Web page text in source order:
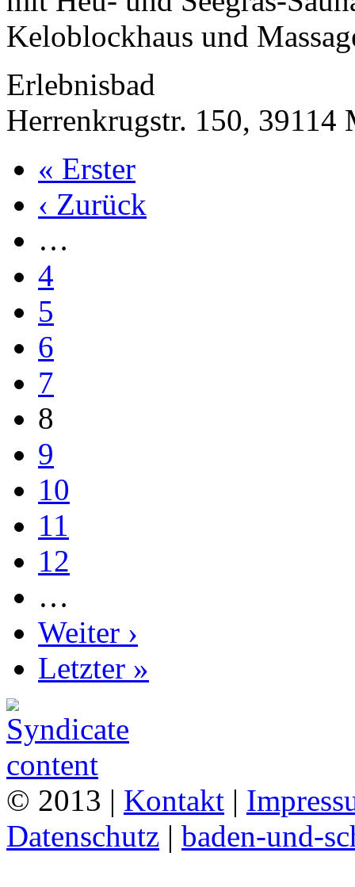
Keloblockhaus und
Erlebnisbad
Herrenkrugstr. 150, 39114
« Erster
‹ Zurück
…
4
5
6
7
8
9
10
11
12
…
Weiter ›
Letzter »
© 2013 | Kontakt |
Datenschutz | baden-und-